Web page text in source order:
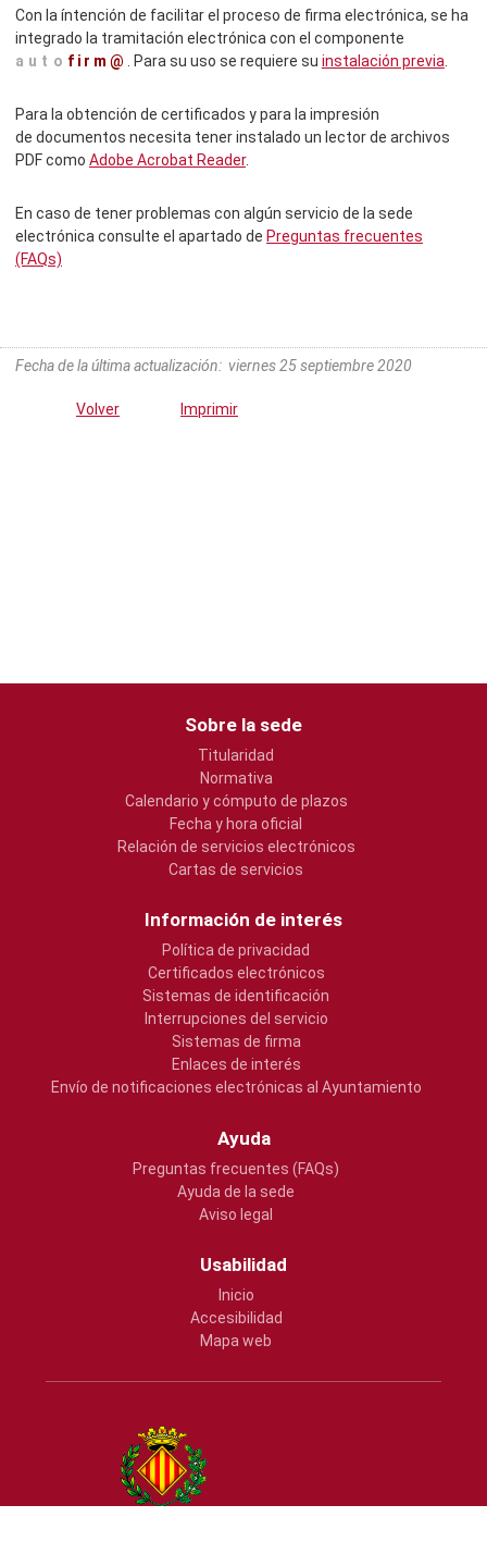
Con la íntención de facilitar el proceso de firma electrónica, se ha
integrado la tramitación electrónica con el componente
auto firm@ . Para su uso se requiere su instalación previa
Para la obtención de certificados y para la impresión
de documentos necesita tener instalado un lector de archivos
PDF como Adobe Acrobat Reader.
En caso de tener problemas con algún servicio de la sede
electrónica consulte el apartado de Preguntas frecuentes
(FAQs)
Fecha de la última actualización: viernes 25 septiembre 2020
Volver Imprimir
Sobre la sede
Titularidad
Normativa
Calendario y cómputo de plazos
Fecha y hora oficial
Relación de servicios electrónicos
Cartas de servicios
Información de interés
Política de privacidad
Certificados electrónicos
Sistemas de identificación
Interrupciones del servicio
Sistemas de firma
Enlaces de interés
Envío de notificaciones electrónicas al Ayuntamiento
Ayuda
Preguntas frecuentes (FAQs)
Ayuda de la sede
Aviso legal
Usabilidad
Inicio
Accesibilidad
Mapa web